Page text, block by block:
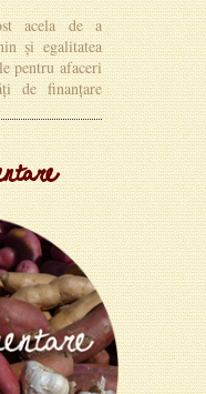
acela de a
și egalitatea
pentru afaceri
de finanțare
DETALII